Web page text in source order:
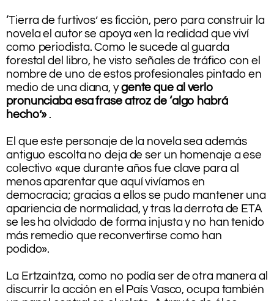
‘Tierra de furtivos’ es ficción, pero para construir la
novela el autor se apoya «en la realidad que viví
como periodista. Como le sucede al guarda
forestal del libro, he visto señales de tráfico con el
nombre de uno de estos profesionales pintado en
medio de una diana, ygente que al verlo
pronunciaba esa frase atroz de ‘algo habrá
hecho’» .
El que este personaje de la novela sea además
antiguo escolta no deja de ser un homenaje a ese
colectivo «que durante años fue clave para al
menos aparentar que aquí vivíamos en
democracia; gracias a ellos se pudo mantener una
apariencia de normalidad, y tras la derrota de ETA
se les ha olvidado de forma injusta y no han tenido
más remedio que reconvertirse como han
podido».
La Ertzaintza, como no podía ser de otra manera al
discurrir la acción en el País Vasco, ocupa también